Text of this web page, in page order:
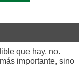
que hay, no.
importante, sino